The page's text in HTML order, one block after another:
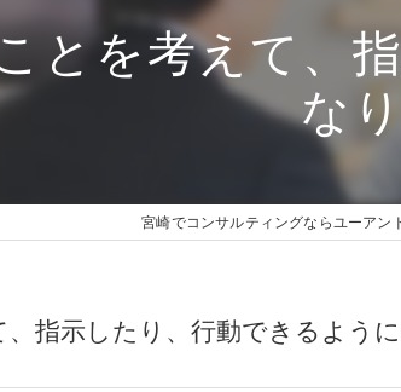
とを考えて、
な
宮崎でコンサルティングならユーアン
指示したり、行動できるように